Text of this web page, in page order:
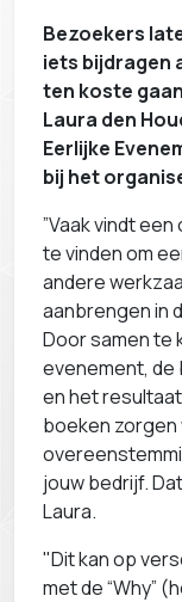
Bezoekers
iets bijdragen
ten koste
Laura den
Eerlijke
bij het
”Vaak vindt
te vinden om
andere
aanbrengen in
Door samen te
evenement, de
en het
boeken zorgen
jouw bedrijf.
Laura.
"Dit kan op
met de “Why”